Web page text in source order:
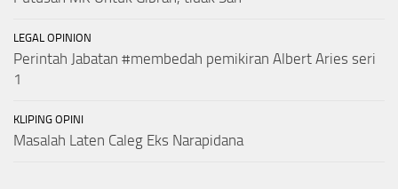
LEGAL OPINION
Perintah Jabatan #membedah pemikiran Albert Aries seri
1
KLIPING OPINI
Masalah Laten Caleg Eks Narapidana